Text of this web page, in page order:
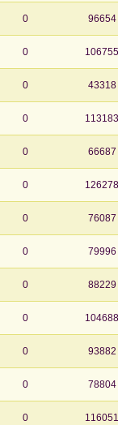
0 96654
0 106755
0 43318
0 113183
0 66687
0 126278
0 76087
0 79996
0 88229
0 104688
0 93882
0 78804
0 116051